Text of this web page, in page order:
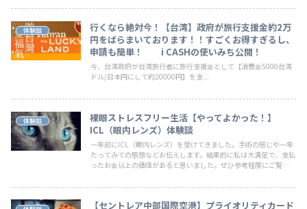
になればと思います。
体験談
行くなら絶対今！【台湾】政府が旅行支援金約2万
円をばらまいております！！すごくお得すぎるし、
申請も簡単！ i CASHの使いみち公開！
今、台湾政府が台湾旅行者に旅行支援金として【消費金5000台湾
ドル/日本円にして約20000円】を支...
体験談
裸眼ストレスフリー生活【やってよかった！】
ICL（眼内レンズ）体験談
一年前にICL（眼内レンズ）を受けてきました。手術の感じや一年
たってみての感想などお伝えします。結果的に私は大満足で、支払
ったお金以上の価値があると思いました。ぜひ参考程度にご覧くだ
【セントレア中部国際空港】プライオリティカード